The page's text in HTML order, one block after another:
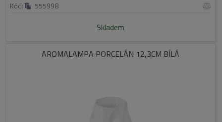
Kód: 555998
Skladem
AROMALAMPA PORCELÁN 12,3CM BÍLÁ